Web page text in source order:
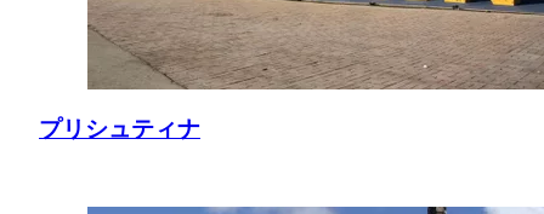
プリシュティナ